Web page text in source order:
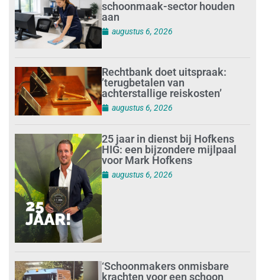
schoonmaak-sector houden
aan
augustus 6, 2026
Rechtbank doet uitspraak:
’terugbetalen van
achterstallige reiskosten’
augustus 6, 2026
25 jaar in dienst bij Hofkens
HIG: een bijzondere mijlpaal
voor Mark Hofkens
augustus 6, 2026
‘Schoonmakers onmisbare
krachten voor een schoon